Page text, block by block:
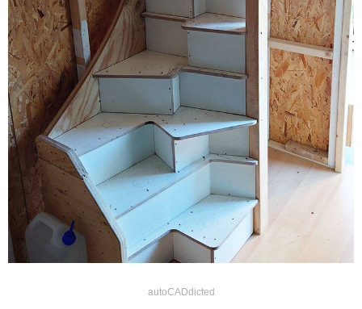
autoCADdicted